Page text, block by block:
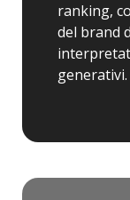
ranking,
del brand
generativi.